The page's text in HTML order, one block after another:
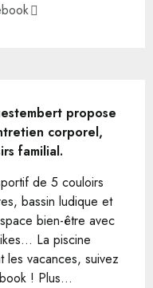
propose
corporel,
familial.
de 5 couloirs
bassin ludique et
bien-être avec
La piscine
les vacances, suivez
! Plus...